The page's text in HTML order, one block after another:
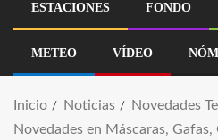
ESTACIONES FONDO
METEO VÍDEO
Inicio Noticias
Novedades
Novedades en Máscaras, Gafas,